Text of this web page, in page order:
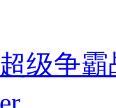
级争霸